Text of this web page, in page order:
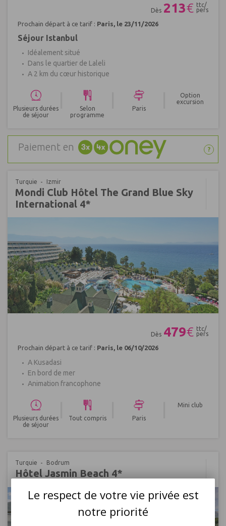
Le respect de votre vie privée est
notre priorité
Dès 213€ ttc/
pers
Prochain départ à ce tarif : Paris, le 23/11/2026
Séjour Istanbul
Idéalement situé
Dans le quartier de Laleli
A 2 km du cœur historique
Plusieurs durées
de séjour
Selon
programme
Paris
Option
excursion
Paiement en ?
Turquie Izmir
Mondi Club Hôtel The Grand Blue Sky
International 4*
Dès 479€ ttc/
pers
Prochain départ à ce tarif : Paris, le 06/10/2026
A Kusadasi
En bord de mer
Animation francophone
Plusieurs durées
de séjour
Tout compris Paris
Mini club
Turquie Bodrum
Hôtel Jasmin Beach 4*